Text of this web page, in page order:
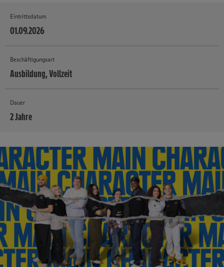
Eintrittsdatum
01.09.2026
Beschäftigungsart
Ausbildung, Vollzeit
Dauer
2 Jahre